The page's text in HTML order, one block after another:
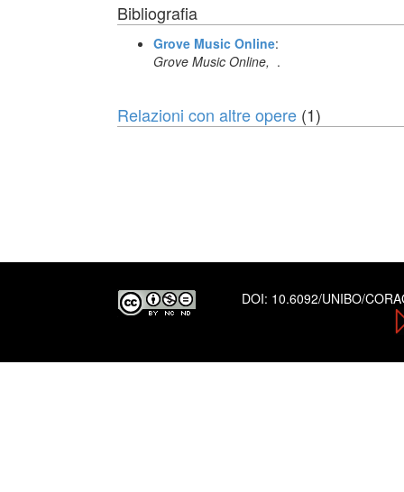
Bibliografia
Grove Music Online:
Grove Music Online, .
Relazioni con altre opere (1)
DOI: 10.6092/UNIBO/